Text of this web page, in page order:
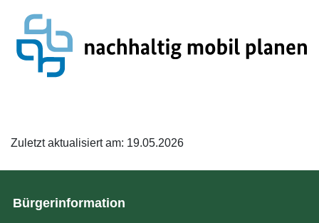
Zuletzt aktualisiert am: 19.05.2026
Bürgerinformation